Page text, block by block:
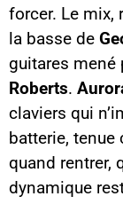
forcer. Le mix,
la basse de
guitares mené
Roberts.
claviers qui
batterie, tenue
quand rentrer,
dynamique